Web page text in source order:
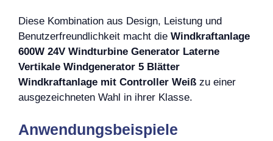
Diese Kombination aus Design, Leistung und
Benutzerfreundlichkeit macht die Windkraftanlage
600W 24V Windturbine Generator Laterne
Vertikale Windgenerator 5 Blätter
Windkraftanlage mit Controller Weiß zu einer
ausgezeichneten Wahl in ihrer Klasse.
Anwendungsbeispiele